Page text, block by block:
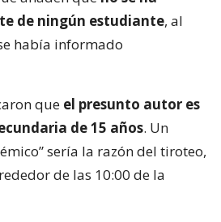
de ningún estudiante, al
había informado
que el presunto autor es
de 15 años. Un
sería la razón del tiroteo,
de las 10:00 de la